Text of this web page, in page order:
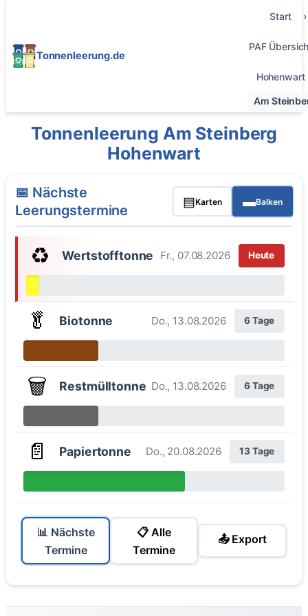
Tonnenleerung.de
Start
PAF
Hohenwart
Am
Tonnenleerung Am Steinberg
Hohenwart
📅 Nächste
Leerungstermine
▤Karten ▬Balken
♻️ Wertstofftonne Fr., 07.08.2026 Heute
🥬 Biotonne Do., 13.08.2026 6 Tage
🗑️ Restmülltonne Do., 13.08.2026 6 Tage
📄 Papiertonne Do., 20.08.2026 13 Tage
📊 Nächste
Termine
📋 Alle
Termine
📤 Export